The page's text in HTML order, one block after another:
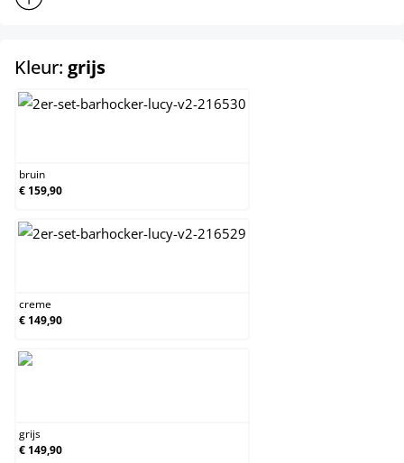
Kleur: grijsselect
bruin
€ 159,90
creme
€ 149,90
grijs
€ 149,90